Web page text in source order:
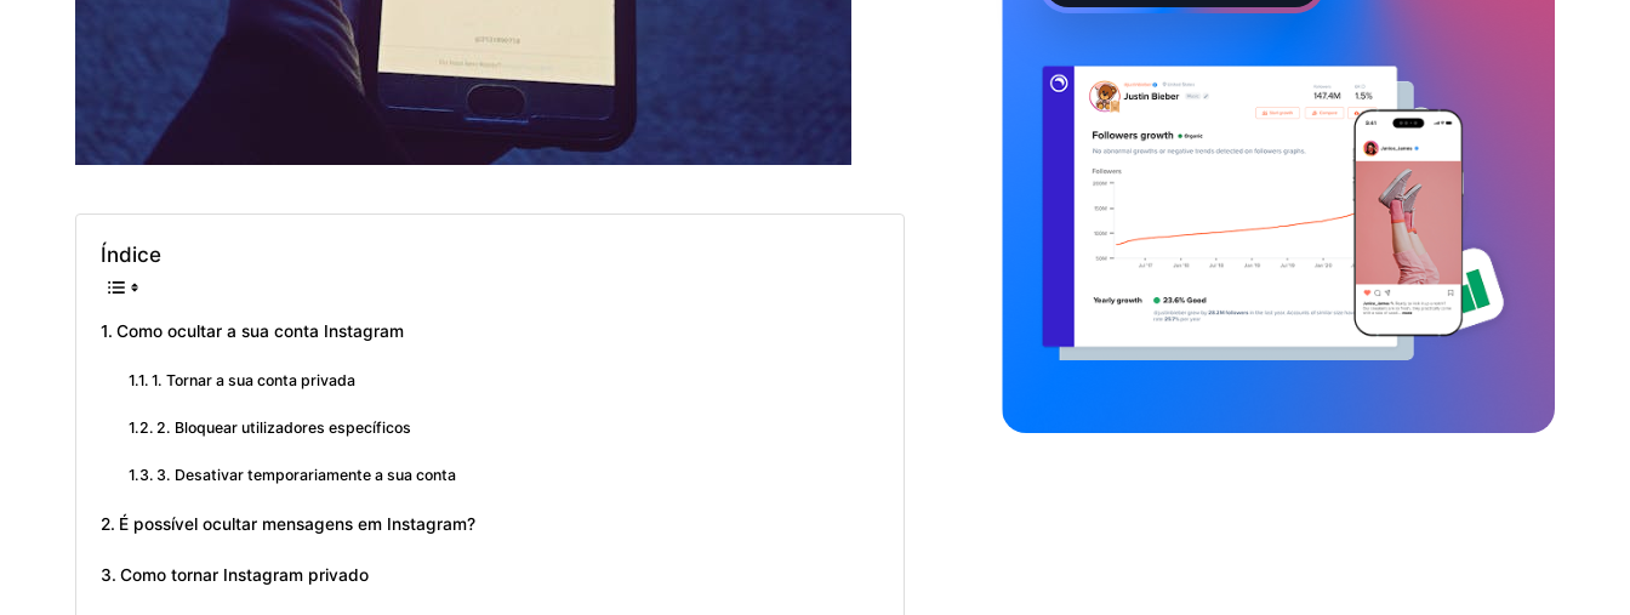
Índice
Como ocultar a sua conta Instagram
1. Tornar a sua conta privada
2. Bloquear utilizadores específicos
3. Desativar temporariamente a sua conta
É possível ocultar mensagens em Instagram?
Como tornar Instagram privado